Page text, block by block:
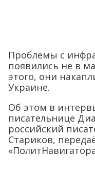
Проблемы с
появились не в
этого, они
Украине.
Об этом в
писательнице
российский
Стариков,